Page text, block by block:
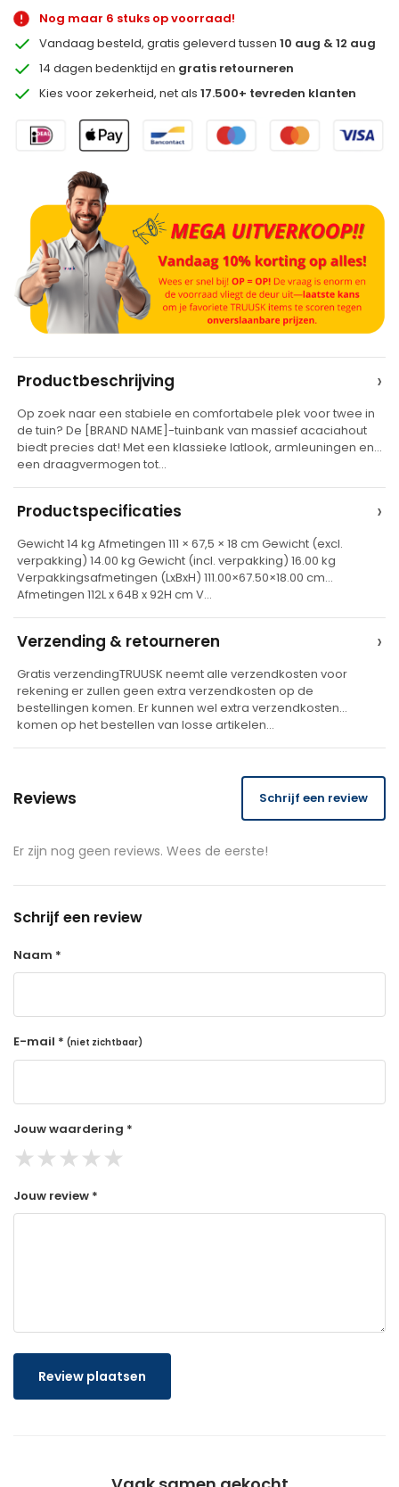
Nog maar 6 stuks op voorraad!
Vandaag besteld, gratis geleverd tussen10 aug & 12 aug
14 dagen bedenktijd en gratis retourneren
Kies voor zekerheid, net als17.500+ tevreden klanten
t
e
r
a
t
v
e
Productbeschrijving ›
Op zoek naar een stabiele en comfortabele plek voor twee in
de tuin? De [BRAND NAME]-tuinbank van massief acaciahout
biedt precies dat! Met een klassieke latlook, armleuningen en
een draagvermogen tot…
Productspecificaties ›
Gewicht 14 kg Afmetingen 111 × 67,5 × 18 cm Gewicht (excl.
verpakking) 14.00 kg Gewicht (incl. verpakking) 16.00 kg
Verpakkingsafmetingen (LxBxH) 111.00×67.50×18.00 cm
Afmetingen 112L x 64B x 92H cm V…
Verzending & retourneren ›
Gratis verzendingTRUUSK neemt alle verzendkosten voor
rekening er zullen geen extra verzendkosten op de
bestellingen komen. Er kunnen wel extra verzendkosten
komen op het bestellen van losse artikelen…
Reviews Schrijf een review
Er zijn nog geen reviews. Wees de eerste!
Schrijf een review
Naam *
E-mail * (niet zichtbaar)
Jouw waardering *
★★★★★
Jouw review *
Review plaatsen